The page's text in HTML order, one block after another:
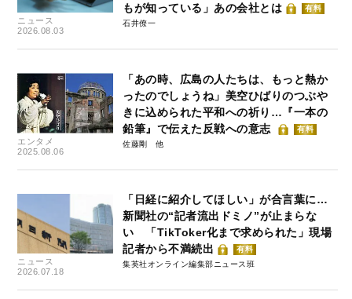
ニュース
2026.08.03
もが知っている」あの会社とは
有料
石井僚一
エンタメ
2025.08.06
「あの時、広島の人たちは、もっと熱か
ったのでしょうね」美空ひばりのつぶや
きに込められた平和への祈り…『一本の
鉛筆』で伝えた反戦への意志
有料
佐藤剛
ニュース
2026.07.18
「日経に紹介してほしい」が合言葉に…
新聞社の“記者流出ドミノ”が止まらな
い 「TikToker化まで求められた」現場
記者から不満続出
有料
集英社オンライン編集部ニュース班